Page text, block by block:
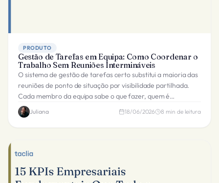
PRODUTO
Gestão de Tarefas em Equipa: Como Coordenar o
Trabalho Sem Reuniões Intermináveis
O sistema de gestão de tarefas certo substitui a maioria das
reuniões de ponto de situação por visibilidade partilhada.
Cada membro da equipa sabe o que fazer, quem é
responsável e quando deve estar concluído.
Juliana 18/06/2026 8 min de leitura